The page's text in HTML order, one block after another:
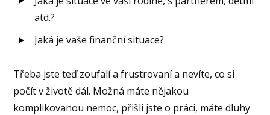
atd.?
Jaká je vaše finanční situace?
Třeba jste teď zoufalí a frustrovaní a nevíte, co si
počít v životě dál. Možná máte nějakou
komplikovanou nemoc, přišli jste o práci, máte dluhy